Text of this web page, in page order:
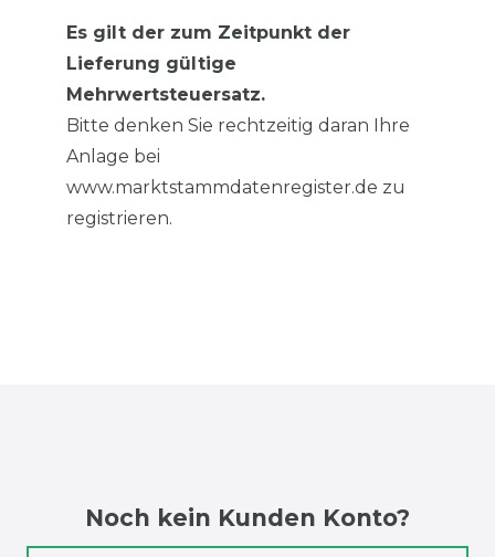
Es gilt der zum Zeitpunkt der
Lieferung gültige
Mehrwertsteuersatz.
Bitte denken Sie rechtzeitig daran Ihre
Anlage bei
www.marktstammdatenregister.de zu
registrieren.
Noch kein Kunden Konto?